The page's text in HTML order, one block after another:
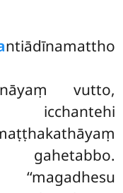
ntiādīnamattho
vutto,
‘‘magadhesu